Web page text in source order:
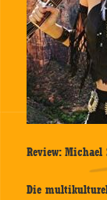
Review: Michael
Die